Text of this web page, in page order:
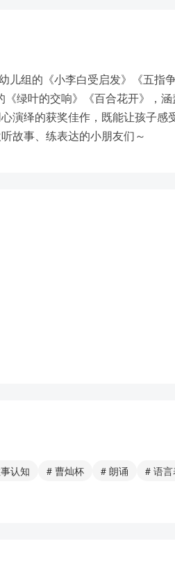
儿组的《小李白受启发》《五指
绿叶的交响》《百合花开》，
演绎的获奖佳作，既能让孩子感
故事、练表达的小朋友们～
认知 # 曹灿杯 # 朗诵
# 语言